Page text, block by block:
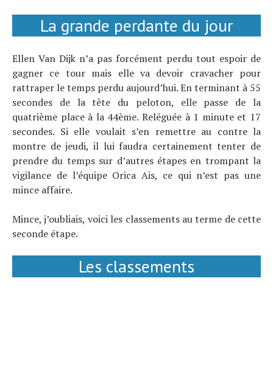
La grande perdante du jour
Ellen Van Dijk n’a pas forcément perdu tout espoir de
gagner ce tour mais elle va devoir cravacher pour
rattraper le temps perdu aujourd’hui. En terminant à 55
secondes de la tête du peloton, elle passe de la
quatrième place à la 44ème. Reléguée à 1 minute et 17
secondes. Si elle voulait s’en remettre au contre la
montre de jeudi, il lui faudra certainement tenter de
prendre du temps sur d’autres étapes en trompant la
vigilance de l’équipe Orica Ais, ce qui n’est pas une
mince affaire.
Mince, j’oubliais, voici les classements au terme de cette
seconde étape.
Les classements